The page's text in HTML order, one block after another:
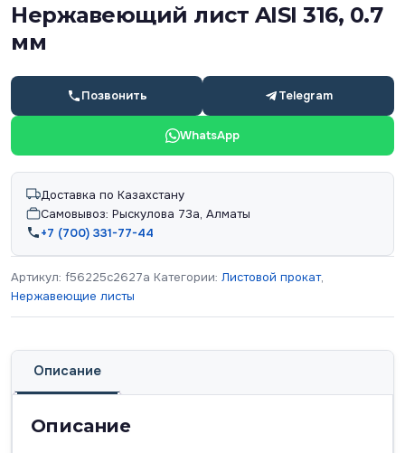
Нержавеющий лист AISI 316, 0.7
мм
Позвонить Telegram
WhatsApp
Доставка по Казахстану
Самовывоз: Рыскулова 73а, Алматы
+7 (700) 331-77-44
Артикул: f56225c2627a Категории: Листовой прокат,
Нержавеющие листы
Описание
Описание